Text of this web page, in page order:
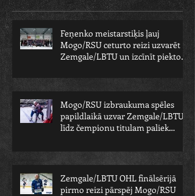
Feņenko meistarstiķis ļauj
Mogo/RSU ceturto reizi uzvarēt
Zemgale/LBTU un izcīnīt piekto
Mogo/RSU izbraukuma spēles
papildlaikā uzvar Zemgale/LBTU -
līdz čempionu titulam paliek
Zemgale/LBTU OHL finālsērijā
pirmo reizi pārspēj Mogo/RSU